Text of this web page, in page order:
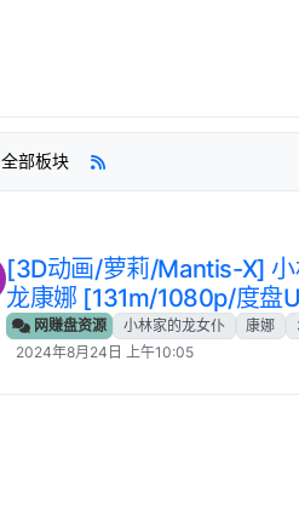
全部板块
[3D动画/萝莉/Mantis-X]
龙康娜 [131m/1080p/度盘
网赚盘资源 小林家的龙女仆 康娜
2024年8月24日 上午10:05